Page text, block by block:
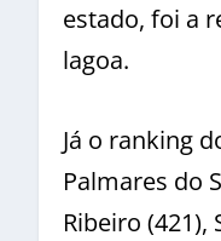
estado, foi a
lagoa.
Já o ranking
Palmares do
Ribeiro (421),